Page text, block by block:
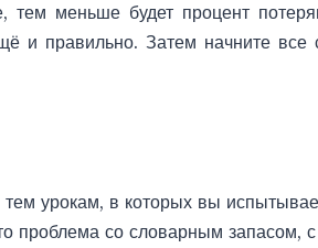
тем меньше будет процент
и правильно. Затем начните все
урокам, в которых вы
проблема со словарным запасом,